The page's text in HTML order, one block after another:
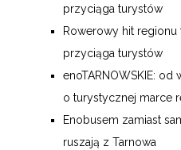
przyciąga turystów
Rowerowy hit regionu
przyciąga turystów
enoTARNOWSKIE:
o turystycznej marce
Enobusem zamiast
ruszają z Tarnowa